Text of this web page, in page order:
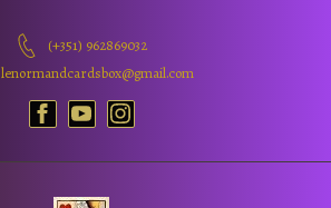
(+351) 962869032
lenormandcardsbox@gmail.com